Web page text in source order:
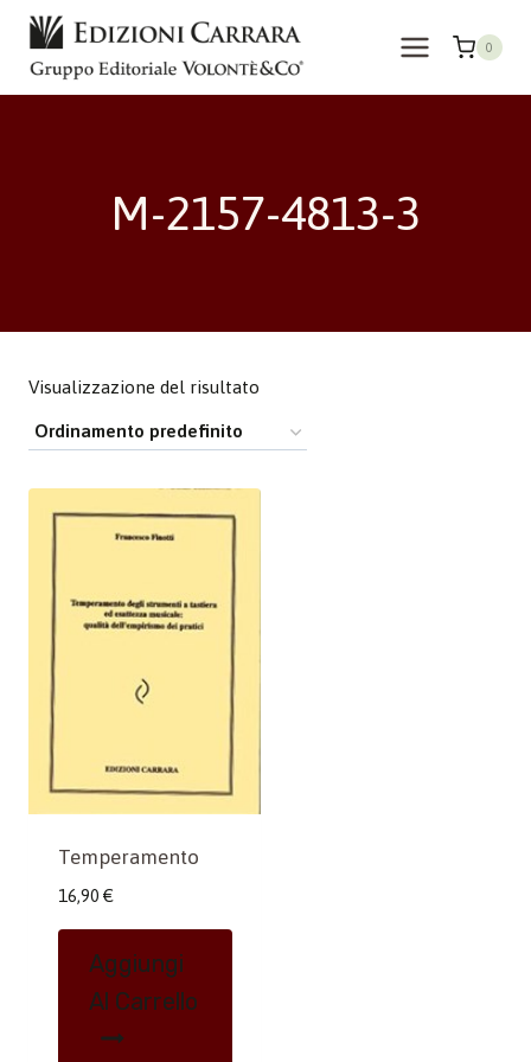
Salta
contenuto
0
M-2157-4813-3
Visualizzazione del risultato
Temperamento
16,90 €
Aggiungi
Al Carrello